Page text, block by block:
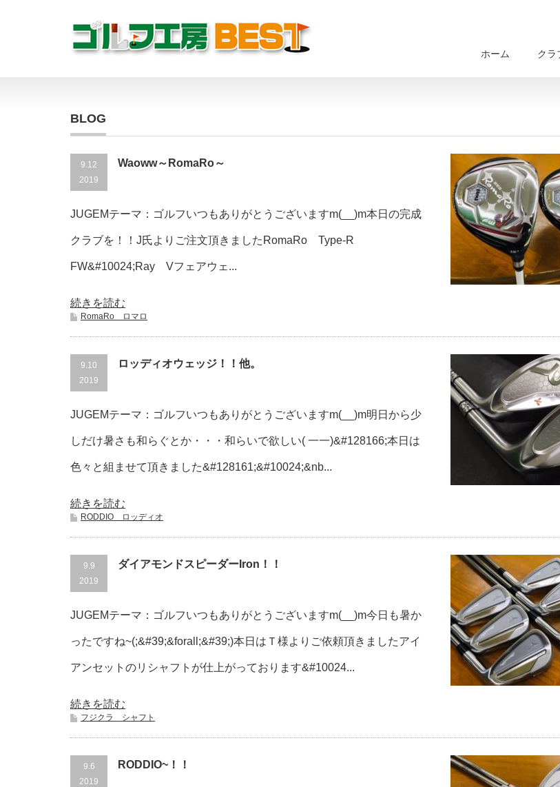
ホーム クラ
BLOG
9.12
2019
Waoww～RomaRo～
JUGEMテーマ：ゴルフいつもありがとうございますm(__)m本日の完成
クラブを！！J氏よりご注文頂きましたRomaRo Type-R
FW&#10024;Ray Vフェアウェ...
続きを読む
RomaRo ロマロ
9.10
2019
ロッディオウェッジ！！他。
JUGEMテーマ：ゴルフいつもありがとうございますm(__)m明日から少
しだけ暑さも和らぐとか・・・和らいで欲しい( 一一)&#128166;本日は
色々と組ませて頂きました&#128161;&#10024;&nb...
続きを読む
RODDIO ロッディオ
9.9
2019
ダイアモンドスピーダーIron！！
JUGEMテーマ：ゴルフいつもありがとうございますm(__)m今日も暑か
ったですね~(;&#39;&forall;&#39;)本日はＴ様よりご依頼頂きましたアイ
アンセットのリシャフトが仕上がっております&#10024...
続きを読む
フジクラ シャフト
9.6
2019
RODDIO~！！